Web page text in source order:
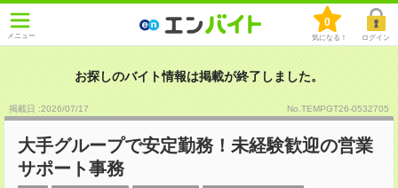
メニュー
0
気になる！ ログイン
お探しのバイト情報は掲載が終了しました。
掲載日 :2026/07/17 No.TEMPGT26-0532705
大手グループで安定勤務！未経験歓迎の営業
サポート事務